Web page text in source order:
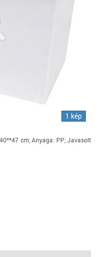
1 kép
cm; Anyaga: PP; Javasolt